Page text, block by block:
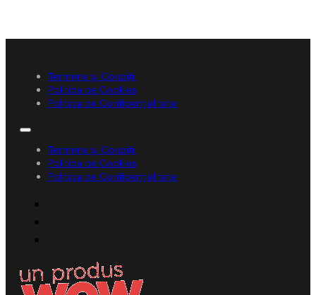
Termene și Condiții
Politica de Cookies
Politica de Confidențialitate
Termene și Condiții
Politica de Cookies
Politica de Confidențialitate